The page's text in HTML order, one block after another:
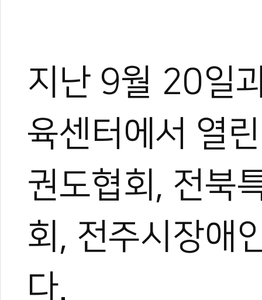
지난 9월 20일
육센터에서 열
권도협회, 전북
회, 전주시장애
다.